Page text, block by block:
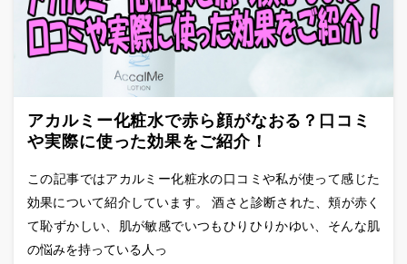
アカルミー化粧水で赤ら顔がなおる？口コミ
や実際に使った効果をご紹介！
この記事ではアカルミー化粧水の口コミや私が使って感じた
効果について紹介しています。 酒さと診断された、頬が赤く
て恥ずかしい、肌が敏感でいつもひりひりかゆい、そんな肌
の悩みを持っている人っ